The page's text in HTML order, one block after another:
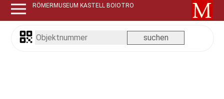
RÖMERMUSEUM KASTELL BOIOTRO